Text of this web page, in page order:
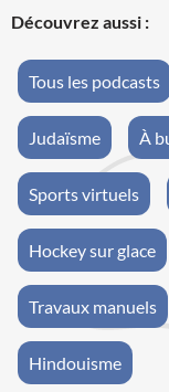
Découvrez aussi :
Tous les podcasts
Judaïsme À
Sports virtuels
Hockey sur glace
Travaux manuels
Hindouisme